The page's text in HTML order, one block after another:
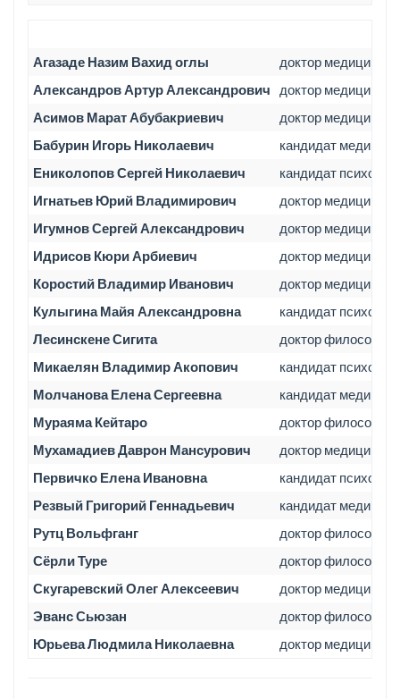
Агазаде Назим Вахид оглы
доктор
Александров Артур Александрович
доктор
Асимов Марат Абубакриевич
доктор
Бабурин Игорь Николаевич
кандидат
Ениколопов Сергей Николаевич
кандидат
Игнатьев Юрий Владимирович
доктор
Игумнов Сергей Александрович
доктор
Идрисов Кюри Арбиевич
доктор
Коростий Владимир Иванович
доктор
Кулыгина Майя Александровна
кандидат
Лесинскене Сигита
доктор философии
Микаелян Владимир Акопович
кандидат
Молчанова Елена Сергеевна
кандидат
Мураяма Кейтаро
доктор философии
Мухамадиев Даврон Мансурович
доктор
Первичко Елена Ивановна
кандидат
Резвый Григорий Геннадьевич
кандидат
Рутц Вольфганг
доктор философии
Сёрли Туре
доктор философии
Скугаревский Олег Алексеевич
доктор
Эванс Сьюзан
доктор философии
Юрьева Людмила Николаевна
доктор